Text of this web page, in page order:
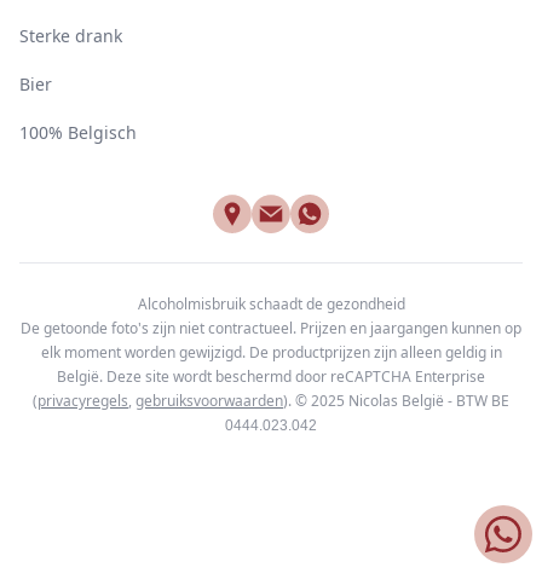
Sterke drank
Bier
100% Belgisch
Alcoholmisbruik schaadt de gezondheid
De getoonde foto's zijn niet contractueel. Prijzen en jaargangen kunnen op
elk moment worden gewijzigd. De productprijzen zijn alleen geldig in
België. Deze site wordt beschermd door reCAPTCHA Enterprise
(privacyregels, gebruiksvoorwaarden). © 2025 Nicolas België - BTW BE
0444.023.042